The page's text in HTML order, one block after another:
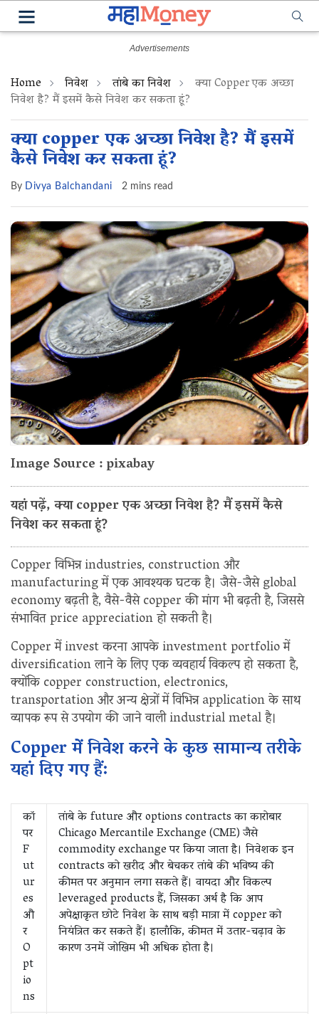
Home निवेश तांबे का निवेश क्या Copper एक अच्छा
निवेश है? मैं इसमें कैसे निवेश कर सकता हूं?
क्या copper एक अच्छा निवेश है? मैं इसमें
कैसे निवेश कर सकता हूं?
By Divya Balchandani 2 mins read
Image Source : pixabay
यहां पढ़ें, क्या copper एक अच्छा निवेश है? मैं इसमें कैसे
निवेश कर सकता हूं?
Copper विभिन्न industries, construction और
manufacturing में एक आवश्यक घटक है। जैसे-जैसे global
economy बढ़ती है, वैसे-वैसे copper की मांग भी बढ़ती है, जिससे
संभावित price appreciation हो सकती है।
Copper में invest करना आपके investment portfolio में
diversification लाने के लिए एक व्यवहार्य विकल्प हो सकता है,
क्योंकि copper construction, electronics,
transportation और अन्य क्षेत्रों में विभिन्न application के साथ
व्यापक रूप से उपयोग की जाने वाली industrial metal है।
Copper में निवेश करने के कुछ सामान्य तरीके
यहां दिए गए हैं:
कॉ
पर
F
ut
ur
es
औ
र
O
pt
io
ns
तांबे के future और options contracts का कारोबार
Chicago Mercantile Exchange (CME) जैसे
commodity exchange पर किया जाता है। निवेशक इन
contracts को खरीद और बेचकर तांबे की भविष्य की
कीमत पर अनुमान लगा सकते हैं। वायदा और विकल्प
leveraged products हैं, जिसका अर्थ है कि आप
अपेक्षाकृत छोटे निवेश के साथ बड़ी मात्रा में copper को
नियंत्रित कर सकते हैं। हालाँकि, कीमत में उतार-चढ़ाव के
कारण उनमें जोखिम भी अधिक होता है।